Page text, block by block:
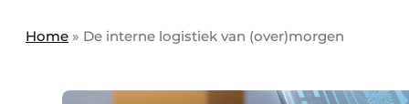
Direct contact
Evenement aanmelden
Home » De interne logistiek van (over)morgen